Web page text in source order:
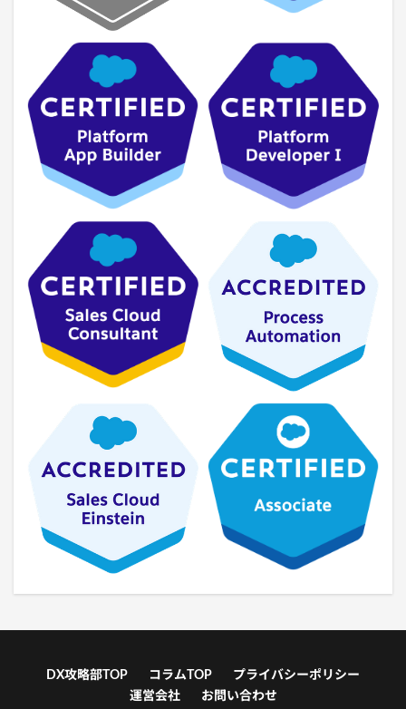
DX攻略部TOP コラムTOP
プライバシーポリシー
運営会社
お問い合わせ